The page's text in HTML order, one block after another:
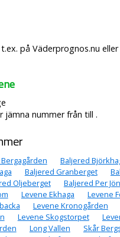
på Väderprognos.nu eller
jämna nummer från till .
Baljered
Baljered Granberget
Oljeberget Baljered Per
Levene Ekhaga Levene
Levene Kronogården
Levene Skogstorpet
Long Vallen Skår